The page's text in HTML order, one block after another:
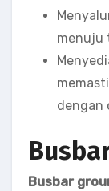
menuju
dengan
Busbar